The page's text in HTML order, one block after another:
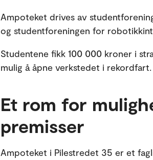
Ampoteket drives av
og studentforeningen for
Studentene fikk 100 000 kroner i
mulig å åpne verkstedet i rekordfart.
Et rom for
premisser
Ampoteket i Pilestredet 35 er et